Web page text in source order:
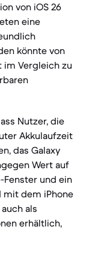
von iOS 26
eine
könnte von
im Vergleich zu
Nutzer, die
Akkulaufzeit
das Galaxy
Wert auf
Fenster und ein
dem iPhone
als
erhältlich,